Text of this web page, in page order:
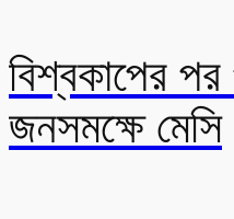
বিশ্বকাপের
জনসমক্ষে মেসি